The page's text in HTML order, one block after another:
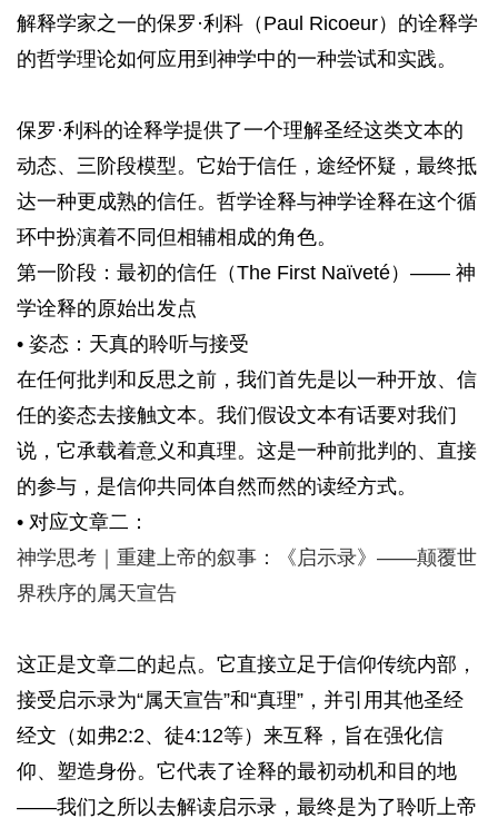
解释学家之一的保罗·利科（Paul Ricoeur）的诠释学
的哲学理论如何应用到神学中的一种尝试和实践。
保罗·利科的诠释学提供了一个理解圣经这类文本的
动态、三阶段模型。它始于信任，途经怀疑，最终抵
达一种更成熟的信任。哲学诠释与神学诠释在这个循
环中扮演着不同但相辅相成的角色。
第一阶段：最初的信任（The First Naïveté）—— 神
学诠释的原始出发点
• 姿态：天真的聆听与接受
在任何批判和反思之前，我们首先是以一种开放、信
任的姿态去接触文本。我们假设文本有话要对我们
说，它承载着意义和真理。这是一种前批判的、直接
的参与，是信仰共同体自然而然的读经方式。
• 对应文章二：
神学思考｜重建上帝的叙事：《启示录》——颠覆世
界秩序的属天宣告
这正是文章二的起点。它直接立足于信仰传统内部，
接受启示录为“属天宣告”和“真理”，并引用其他圣经
经文（如弗2:2、徒4:12等）来互释，旨在强化信
仰、塑造身份。它代表了诠释的最初动机和目的地
——我们之所以去解读启示录，最终是为了聆听上帝